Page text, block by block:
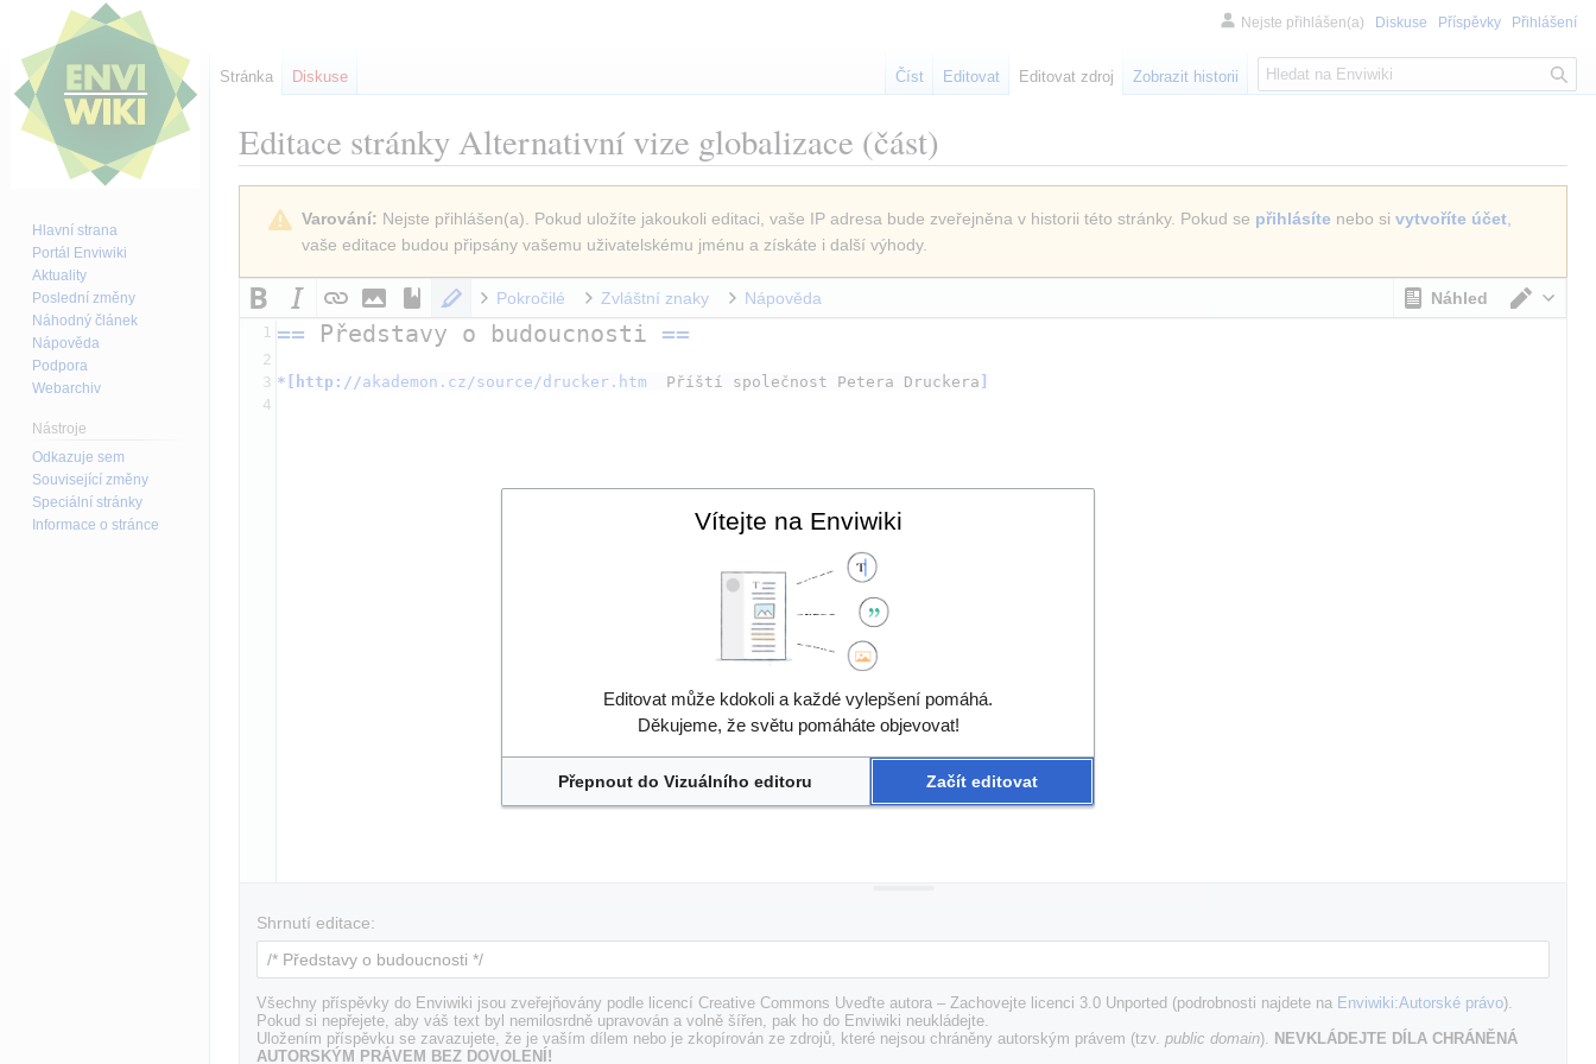
Editace stránkyAlternativní vize globalizace (část)
vyhledávání
Varování: Nejste přihlášen(a). Pokud uložíte jakoukoli editaci, vaše IP adresa bude zveřejněna v historii této stránky. Pokud se přihlásíte nebo si vytvoříte účet,
vaše editace budou připsány vašemu uživatelskému jménu a získáte i další výhody.
Náhled
Pokročilé Zvláštní znaky Nápověda
1 == Představy o budoucnosti ==
2
3 * http://akademon.cz/source/drucker.htm Příští společnost Petera Druckera
4
Shrnutí editace:
Všechny příspěvky do Enviwiki jsou zveřejňovány podle licencí Creative Commons Uveďte autora – Zachovejte licenci 3.0 Unported (podrobnosti najdete na Enviwiki:Autorské právo).
Pokud si nepřejete, aby váš text byl nemilosrdně upravován a volně šířen, pak ho do Enviwiki neukládejte.
Uložením příspěvku se zavazujete, že je vaším dílem nebo je zkopírován ze zdrojů, které nejsou chráněny autorským právem (tzv. public domain). NEVKLÁDEJTE DÍLA CHRÁNĚNÁ
AUTORSKÝM PRÁVEM BEZ DOVOLENÍ!
Nejste přihlášen(a) Diskuse Příspěvky Přihlášení
Stránka Diskuse Číst Editovat Editovat zdroj Zobrazit historii
H
l
á
í
Hlavní strana
Portál Enviwiki
Aktuality
Poslední změny
Náhodný článek
Nápověda
Podpora
Webarchiv
Nástroje
Odkazuje sem
Související změny
Speciální stránky
Informace o stránce
Vítejte na Enviwiki
Editovat může kdokoli a každé vylepšení pomáhá.
Děkujeme, že světu pomáháte objevovat!
Přepnout do Vizuálního editoru Začít editovat